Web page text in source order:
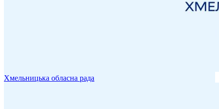
Хмельницька обласна рада